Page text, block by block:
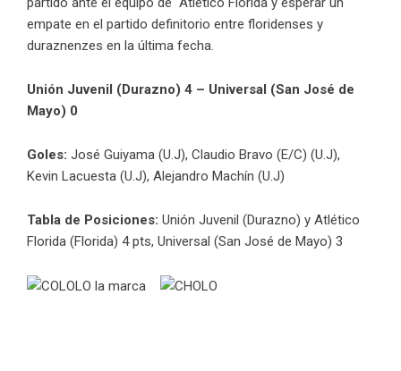
empate en el partido definitorio entre floridenses y
duraznenzes en la última fecha.
Unión Juvenil (Durazno) 4 – Universal (San José de
Mayo) 0
Goles: José Guiyama (U.J), Claudio Bravo (E/C) (U.J),
Kevin Lacuesta (U.J), Alejandro Machín (U.J)
Tabla de Posiciones: Unión Juvenil (Durazno) y Atlético
Florida (Florida) 4 pts, Universal (San José de Mayo) 3